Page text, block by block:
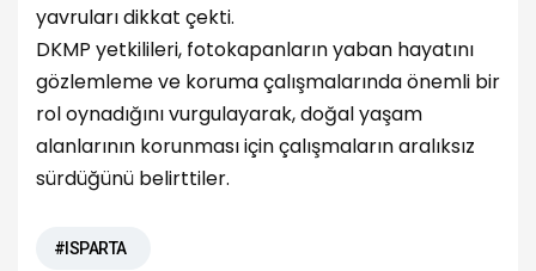
yavruları dikkat çekti.
DKMP yetkilileri, fotokapanların yaban hayatını
gözlemleme ve koruma çalışmalarında önemli bir
rol oynadığını vurgulayarak, doğal yaşam
alanlarının korunması için çalışmaların aralıksız
sürdüğünü belirttiler.
#ISPARTA